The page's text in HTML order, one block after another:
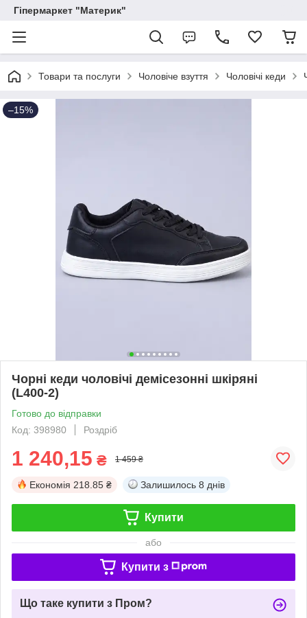
Гіпермаркет "Материк"
Товари та послуги Чоловіче взуття Чоловічі кеди
–15%
Чорні кеди чоловічі демісезонні шкіряні
(L400-2)
Готово до відправки
Код: 398980
Роздріб
1 240,15 ₴ 1 459 ₴
Економія 218.85 ₴ Залишилось 8 днів
Купити
або
Купити з
Що таке купити з Пром?